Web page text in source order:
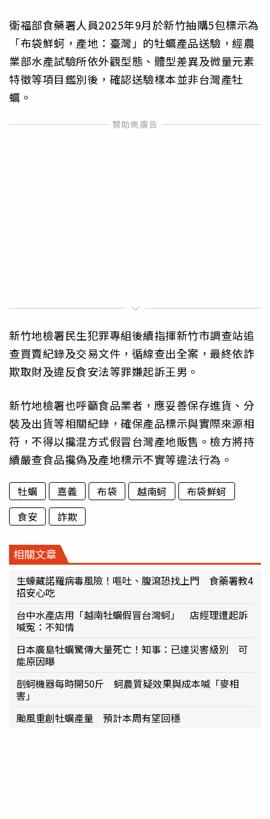
衛福部食藥署人員2025年9月於新竹抽購5包標示為
「布袋鮮蚵，產地：臺灣」的牡蠣產品送驗，經農
業部水產試驗所依外觀型態、體型差異及微量元素
特徵等項目鑑別後，確認送驗樣本並非台灣產牡
蠣。
新竹地檢署民生犯罪專組後續指揮新竹市調查站追
查買賣紀錄及交易文件，循線查出全案，最終依詐
欺取財及違反食安法等罪嫌起訴王男。
新竹地檢署也呼籲食品業者，應妥善保存進貨、分
裝及出貨等相關紀錄，確保產品標示與實際來源相
符，不得以攙混方式假冒台灣產地販售。檢方將持
續嚴查食品攙偽及產地標示不實等違法行為。
牡蠣 嘉義 布袋 越南蚵
布袋鮮蚵
食安
詐欺
相關文章
生蠔藏諾羅病毒風險！嘔吐、腹瀉恐找上門 食藥署教4
招安心吃
台中水產店用「越南牡蠣假冒台灣蚵」 店經理遭起訴
喊冤：不知情
日本廣島牡蠣驚傳大量死亡！知事：已達災害級別 可
能原因曝
剖蚵機器每時開50斤 蚵農質疑效果與成本喊「麥相
害」
颱風重創牡蠣產量 預計本周有望回穩